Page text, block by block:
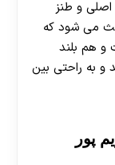
و طنز
می‌ شود که
و هم بلند
و به راحتی بین
پور